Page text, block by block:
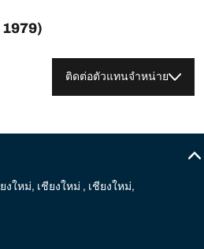
ติดต่อตัวแทนจำหน่าย
ใหม่, เชียงใหม่ , เชียงใหม่,